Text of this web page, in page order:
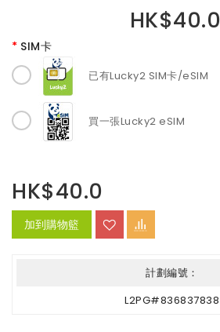
HK$40.0
SIM卡
已有Lucky2 SIM卡/eSIM
買一張Lucky2 eSIM
HK$40.0
加到購物籃
計劃編號：
L2PG#836837838